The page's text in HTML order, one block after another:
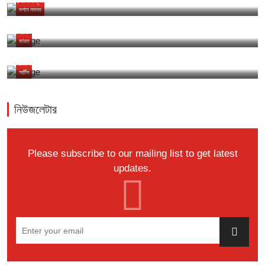
মপান লমদম
মপান্দা লৈরিবা মণিপুরীশিংনা চৎনবী ঙাক্নবা হোৎনরিবা থৌদাং থাগৎলি - ফিশারি
ভারতমণিপুরী মিরর ১১ই অগাস্ট ২০২৩ ইং
আর্টস
নিউজলেটার
Please subscribe to our mailing list to get latest
updates.